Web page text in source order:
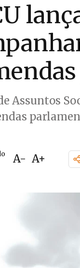
Assuntos
A- A+